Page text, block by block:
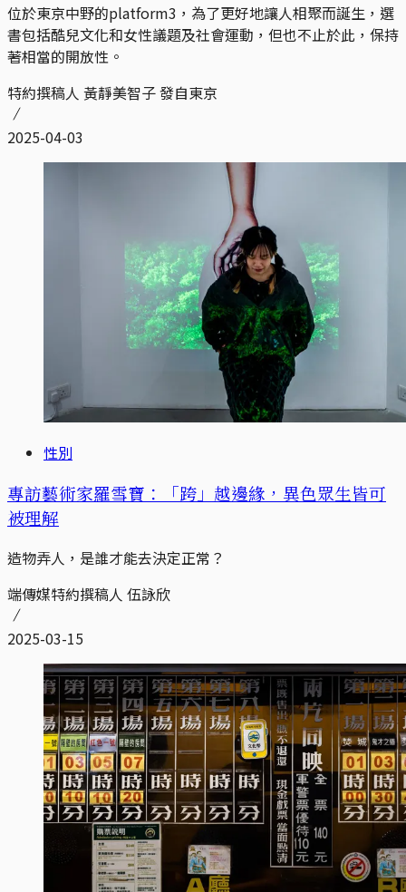
位於東京中野的platform3，為了更好地讓人相聚而誕生，選
書包括酷兒文化和女性議題及社會運動，但也不止於此，保持
著相當的開放性。
特約撰稿人 黃靜美智子 發自東京
2025-04-03
性別
專訪藝術家羅雪寶：「跨」越邊緣，異色眾生皆可
被理解
造物弄人，是誰才能去決定正常？
端傳媒特約撰稿人 伍詠欣
2025-03-15